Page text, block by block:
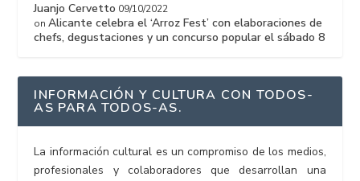
Juanjo Cervetto 09/10/2022
onAlicante celebra el ‘Arroz Fest’ con elaboraciones de
chefs, degustaciones y un concurso popular el sábado 8
INFORMACIÓN Y CULTURA CON TODOS-
AS PARA TODOS-AS.
La información cultural es un compromiso de los medios,
profesionales y colaboradores que desarrollan una